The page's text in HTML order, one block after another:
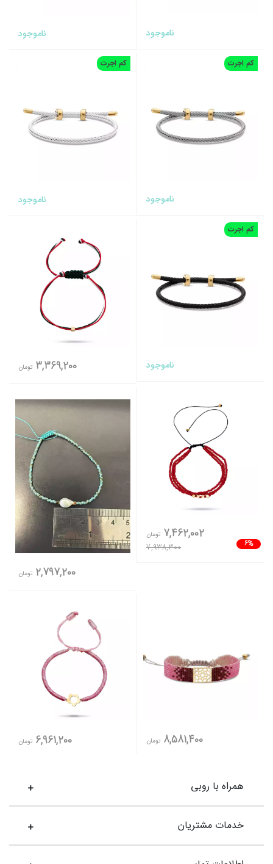
ناموجود ناموجود
کم اجرت
ناموجود
کم اجرت
ناموجود
کم اجرت
ناموجود 3,369,200 تومان
6%
7,462,002 تومان
7,938,300
2,797,200 تومان
8,581,400 تومان 6,961,200 تومان
همراه با روبی
خدمات مشتریان